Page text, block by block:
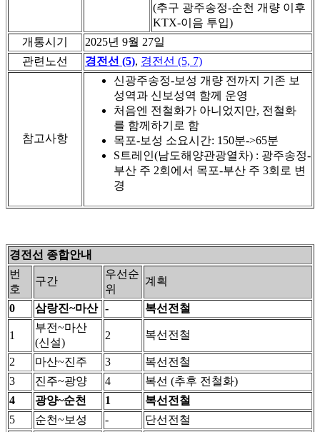
(추구 광주송정-순천 개량 이후
KTX-이음 투입)
개통시기
2025년 9월 27일
관련노선
경전선 (5), 경전선 (5, 7)
참고사항
신광주송정-보성 개량 전까지 기존 보
성역과 신보성역 함께 운영
처음엔 전철화가 아니었지만, 전철화
를 함께하기로 함
목포-보성 소요시간: 150분->65분
S트레인(남도해양관광열차) : 광주송정-
부산 주 2회에서 목포-부산 주 3회로 변
경
경전선 종합안내
번
호
구간
우선순
위
계획
0 삼랑진~마산 - 복선전철
1
부전~마산
(신설)
2 복선전철
2 마산~진주 3
복선전철
3
진주~광양 4
복선 (추후 전철화)
4
광양~순천 1
복선전철
5
순천~보성 - 단선전철